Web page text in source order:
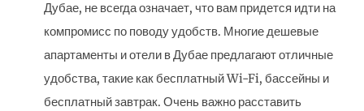
Дубае, не всегда означает, что вам придется идти на
компромисс по поводу удобств. Многие дешевые
апартаменты и отели в Дубае предлагают отличные
удобства, такие как бесплатный Wi-Fi, бассейны и
бесплатный завтрак. Очень важно расставить